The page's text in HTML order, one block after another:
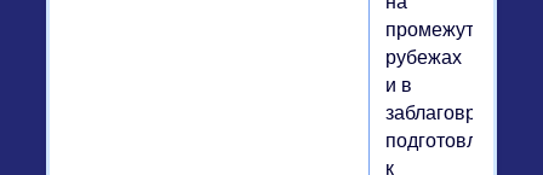
промежуточных
рубежах
и в
подготовленных
к